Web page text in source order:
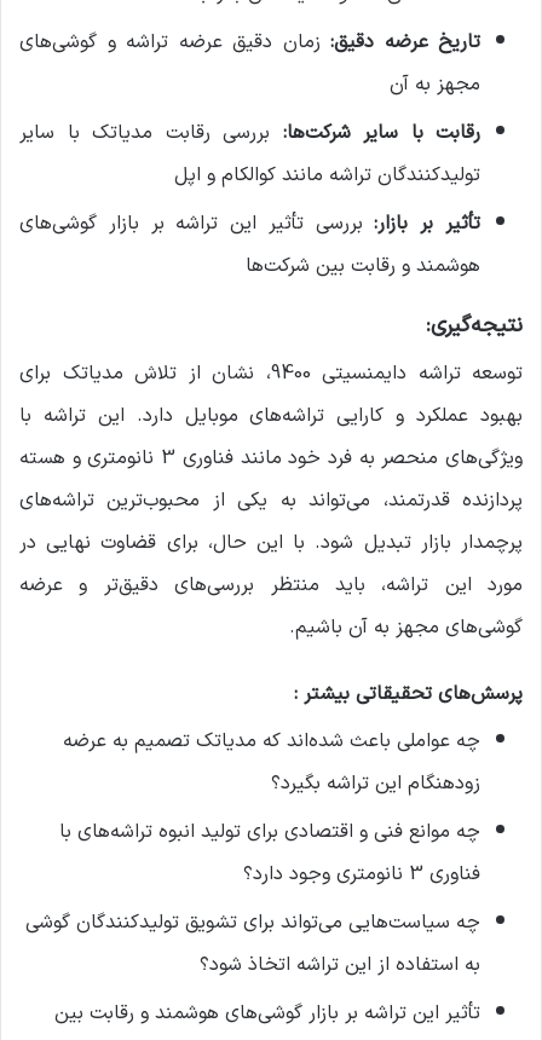
تاریخ عرضه دقیق: زمان دقیق عرضه تراشه و گوشی‌های
مجهز به آن
رقابت با سایر شرکت‌ها: بررسی رقابت مدیاتک با سایر
تولیدکنندگان تراشه مانند کوالکام و اپل
تأثیر بر بازار:بررسی تأثیر این تراشه بر بازار گوشی‌های
هوشمند و رقابت بین شرکت‌ها
نتیجه‌گیری:
توسعه تراشه دایمنسیتی 9400، نشان از تلاش مدیاتک برای
بهبود عملکرد و کارایی تراشه‌های موبایل دارد. این تراشه با
ویژگی‌های منحصر به فرد خود مانند فناوری 3 نانومتری و هسته
پردازنده قدرتمند، می‌تواند به یکی از محبوب‌ترین تراشه‌های
پرچمدار بازار تبدیل شود. با این حال، برای قضاوت نهایی در
مورد این تراشه، باید منتظر بررسی‌های دقیق‌تر و عرضه
گوشی‌های مجهز به آن باشیم.
پرسش‌های تحقیقاتی بیشتر :
چه عواملی باعث شده‌اند که مدیاتک تصمیم به عرضه
زودهنگام این تراشه بگیرد؟
چه موانع فنی و اقتصادی برای تولید انبوه تراشه‌های با
فناوری 3 نانومتری وجود دارد؟
چه سیاست‌هایی می‌تواند برای تشویق تولیدکنندگان گوشی
به استفاده از این تراشه اتخاذ شود؟
تأثیر این تراشه بر بازار گوشی‌های هوشمند و رقابت بین